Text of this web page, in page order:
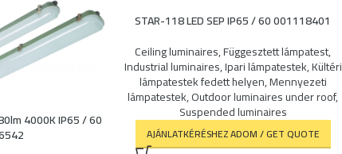
4000K IP65 / 60
STAR-118 LED SEP IP65 / 60 001118401
Ceiling luminaires,Függesztett lámpatest,
Industrial luminaires,Ipari lámpatestek,Kültéri
lámpatestek fedett helyen,Mennyezeti
lámpatestek,Outdoor luminaires under roof,
Suspended luminaires
AJÁNLATKÉRÉSHEZ ADOM / GET QUOTE